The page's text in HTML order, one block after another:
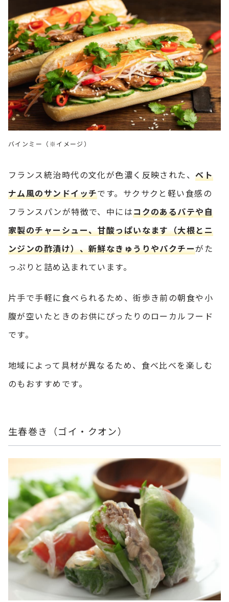
バインミー（※イメージ）
フランス統治時代の文化が色濃く反映された、ベト
ナム風のサンドイッチです。サクサクと軽い食感の
フランスパンが特徴で、中にはコクのあるパテや自
家製のチャーシュー、甘酸っぱいなます（大根とニ
ンジンの酢漬け）、新鮮なきゅうりやパクチーがた
っぷりと詰め込まれています。
片手で手軽に食べられるため、街歩き前の朝食や小
腹が空いたときのお供にぴったりのローカルフード
です。
地域によって具材が異なるため、食べ比べを楽しむ
のもおすすめです。
生春巻き（ゴイ・クオン）